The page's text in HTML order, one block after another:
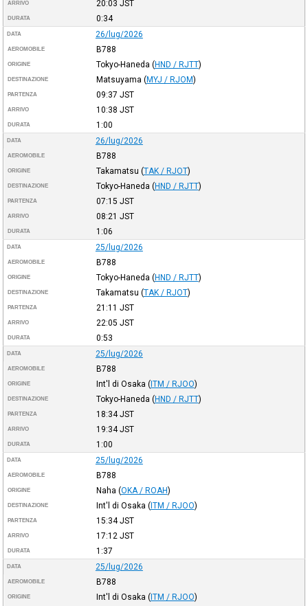
ARRIVO 20:03 JST
DURATA 0:34
DATA 26/lug/2026
AEROMOBILE B788
ORIGINE Tokyo-Haneda (HND / RJTT)
DESTINAZIONE Matsuyama (MYJ / RJOM)
PARTENZA 09:37 JST
ARRIVO 10:38 JST
DURATA 1:00
DATA 26/lug/2026
AEROMOBILE B788
ORIGINE Takamatsu (TAK / RJOT)
DESTINAZIONE Tokyo-Haneda (HND / RJTT)
PARTENZA 07:15 JST
ARRIVO 08:21 JST
DURATA 1:06
DATA 25/lug/2026
AEROMOBILE B788
ORIGINE Tokyo-Haneda (HND / RJTT)
DESTINAZIONE Takamatsu (TAK / RJOT)
PARTENZA 21:11 JST
ARRIVO 22:05 JST
DURATA 0:53
DATA 25/lug/2026
AEROMOBILE B788
ORIGINE Int'l di Osaka (ITM / RJOO)
DESTINAZIONE Tokyo-Haneda (HND / RJTT)
PARTENZA 18:34JST
ARRIVO 19:34JST
DURATA 1:00
DATA 25/lug/2026
AEROMOBILE B788
ORIGINE Naha (OKA / ROAH)
DESTINAZIONE Int'l di Osaka (ITM / RJOO)
PARTENZA 15:34JST
ARRIVO 17:12 JST
DURATA 1:37
DATA 25/lug/2026
AEROMOBILE B788
ORIGINE Int'l di Osaka (ITM / RJOO)